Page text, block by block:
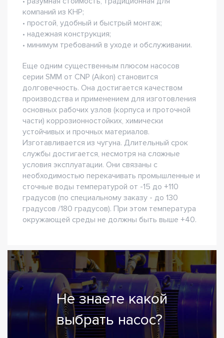
компаний из КНР;
• простой, удобный и быстрый монтаж;
• надежная конструкция;
• минимум требований в уходе и обслуживании.
Еще одним существенным плюсом насосов
серии SMM от CNP (Aikon) становится
долговечность. Она достигается качеством
производства и применением для изготовления
основных рабочих узлов (корпуса и проточной
части) коррозионностойких, химически
устойчивых и прочных материалов.
Изготавливается из чугуна. Длительный срок
службы достигается, несмотря на сложные
условия эксплуатации. Они связаны с
необходимостью перекачивать промышленные и
сточные воды температурой от -15 до +110
градусов (по специальному заказу - до 130
градусов /180 градусов). При этом температура
окружающей среды не должны быть выше +40.
Не знаете какой
выбрать насос?